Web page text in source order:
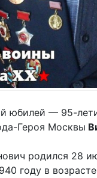
юбилей — 95-
Героя Москвы
родился 28
году в